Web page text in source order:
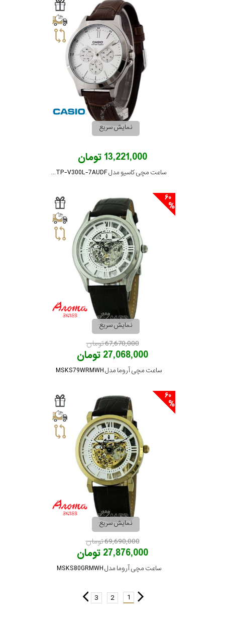
نمایش سریع
13,221,000 تومان
ساعت مچی کاسیو مدل MTP-V300L-7AUDF
نمایش سریع
67,670,000 تومان
27,068,000 تومان
ساعت مچی آروما مدل MSKS79WRMWH
نمایش سریع
69,690,000 تومان
27,876,000 تومان
ساعت مچی آروما مدل MSKS80GRMWH
1
2
3